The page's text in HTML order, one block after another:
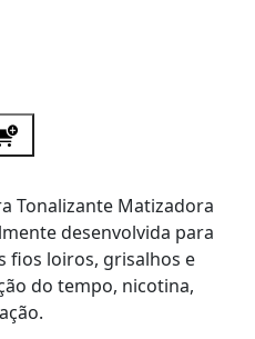
Tonalizante Matizadora
desenvolvida para
fios loiros, grisalhos e
do tempo, nicotina,